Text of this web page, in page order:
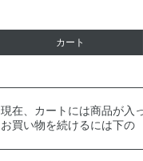
カート
現在、カートには商品が入
お買い物を続けるには下の